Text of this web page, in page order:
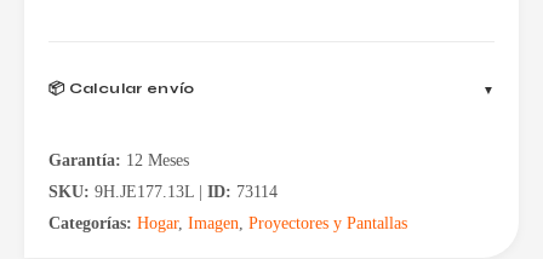
📦 Calcular envío
Garantía: 12 Meses
SKU: 9H.JE177.13L | ID: 73114
Categorías: Hogar, Imagen Proyectores y Pantallas